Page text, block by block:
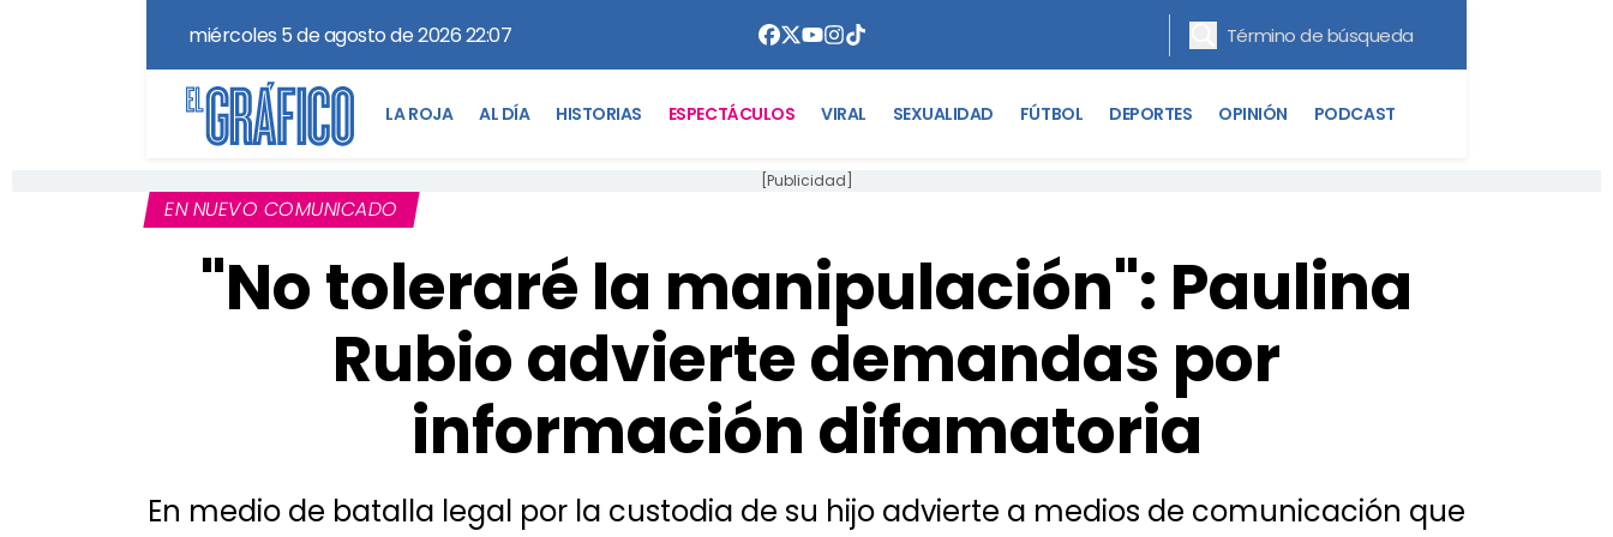
miércoles 5 de agosto de 2026 22:07
LA ROJA AL DÍA HISTORIAS ESPECTÁCULOS VIRAL SEXUALIDAD FÚTBOL DEPORTES OPINIÓN PODCAST
[Publicidad]
EN NUEVO COMUNICADO
"No toleraré la manipulación": Paulina
Rubio advierte demandas por
información difamatoria
En medio de batalla legal por la custodia de su hijo advierte a medios de comunicación que